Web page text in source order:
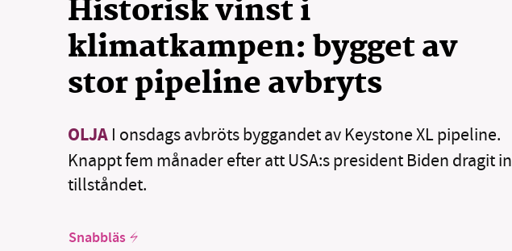
Historisk vinst i
klimatkampen: bygget av
stor pipeline avbryts
OLJA I onsdags avbröts byggandet av Keystone XL pipeline.
Knappt fem månader efter att USA:s president Biden dragit in
tillståndet.
Snabbläs